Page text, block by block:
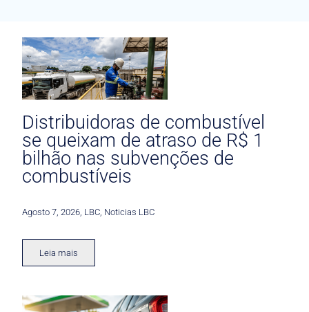
Distribuidoras de combustível
se queixam de atraso de R$ 1
bilhão nas subvenções de
combustíveis
Agosto 7, 2026 LBC Noticias LBC
Leia mais